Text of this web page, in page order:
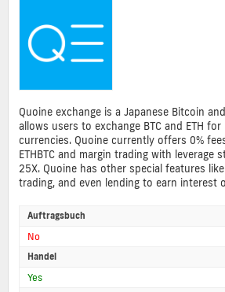
Quoine exchange is a Japanese Bitcoin
allows users to exchange BTC and ETH
currencies. Quoine currently offers 0%
ETHBTC and margin trading with leverage
25X. Quoine has other special features
trading, and even lending to earn interest
Auftragsbuch
No
Handel
Yes